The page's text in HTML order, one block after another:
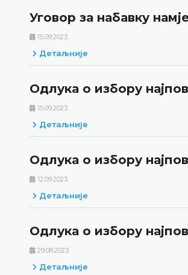
Уговор за набавку
15.09.2023.
Детаљније
Одлука о избору
15.09.2023.
Детаљније
Одлука о избору
12.09.2023.
Детаљније
Одлука о избору
29.08.2023.
Детаљније